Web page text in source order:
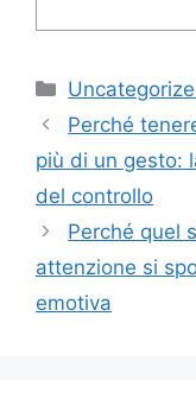
Categorie
Perché
più di un gesto:
del controllo
Perché quel
attenzione si
emotiva